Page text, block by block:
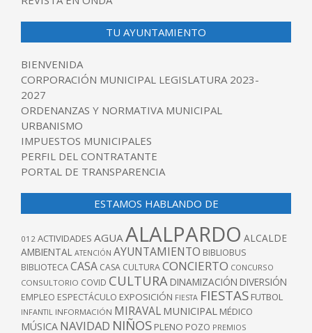
TU AYUNTAMIENTO
BIENVENIDA
CORPORACIÓN MUNICIPAL LEGISLATURA 2023-
2027
ORDENANZAS Y NORMATIVA MUNICIPAL
URBANISMO
IMPUESTOS MUNICIPALES
PERFIL DEL CONTRATANTE
PORTAL DE TRANSPARENCIA
ESTAMOS HABLANDO DE
012 ACTIVIDADES AGUAALALPARDO ALCALDE
AMBIENTAL ATENCIÓN AYUNTAMIENTO BIBLIOBUS
BIBLIOTECACASA CASA CULTURACONCIERTO CONCURSO
CONSULTORIO COVID CULTURA DINAMIZACIÓN DIVERSIÓN
EMPLEO ESPECTÁCULO EXPOSICIÓN FIESTA FIESTAS FUTBOL
INFANTIL INFORMACIÓN MIRAVAL MUNICIPAL MÉDICO
MÚSICA NAVIDAD NIÑOS PLENO POZO PREMIOS